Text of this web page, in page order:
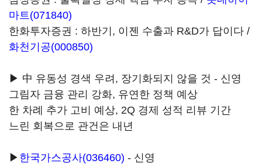
마트(071840)
한화투자증권 : 하반기, 이젠 수출과 R&D가 답이다 /
화천기공(000850)
▶ 中 유동성 경색 우려, 장기화되지 않을 것 - 신영
그림자 금융 관리 강화, 유연한 정책 예상
한 차례 추가 고비 예상, 2Q 경제 성적 리뷰 기간
느린 회복으로 관건은 내년
▶ 한국가스공사(036460) - 신영